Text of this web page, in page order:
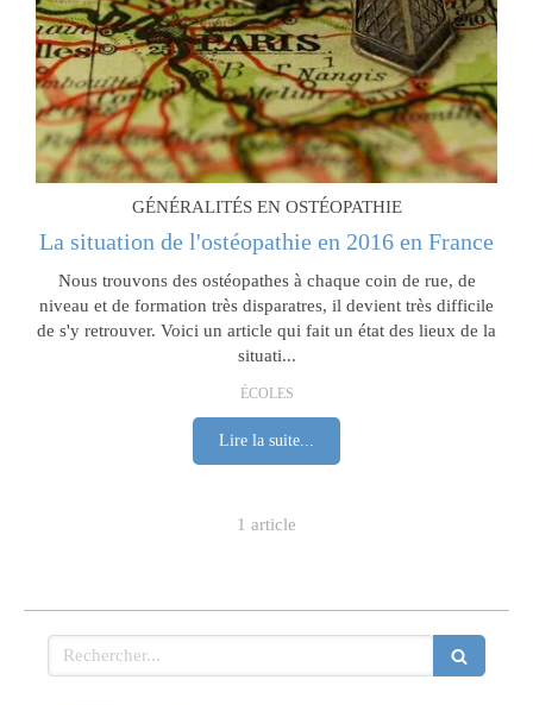
GÉNÉRALITÉS EN OSTÉOPATHIE
La situation de l'ostéopathie en 2016 en France
Nous trouvons des ostéopathes à chaque coin de rue, de
niveau et de formation très disparatres, il devient très difficile
de s'y retrouver. Voici un article qui fait un état des lieux de la
situati...
ÉCOLES
Lire la suite...
1 article
Rechercher